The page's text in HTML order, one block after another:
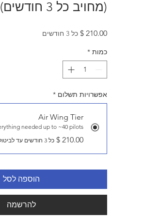
(מחויב כל 3 חודשים)
מחיר
כל 3 חודשים
כמות *
אפשרויות תשלום *
Air Wing Tier
needed up to ~40 pilots
כל 3 חודשים עד לביטול
הוספה לסל
להרשמה